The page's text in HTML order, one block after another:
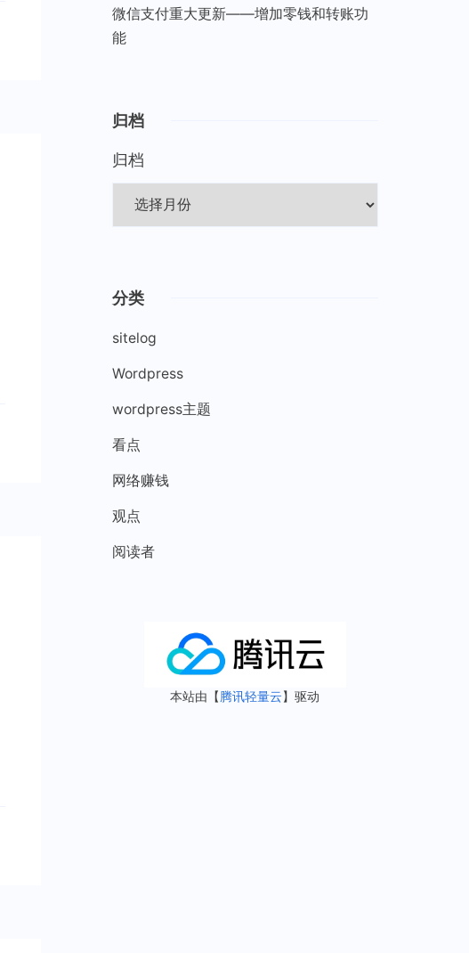
微信支付重大更新——增加零钱和转账功
能
归档
归档
分类
sitelog
Wordpress
wordpress主题
看点
网络赚钱
观点
阅读者
本站由【腾讯轻量云】驱动